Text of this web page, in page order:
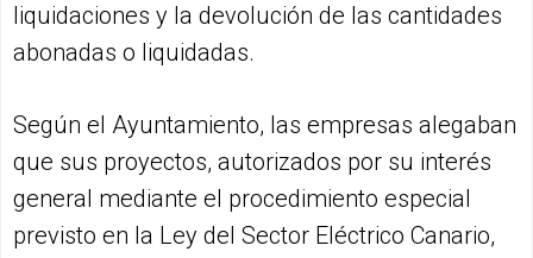
liquidaciones y la devolución de las cantidades
abonadas o liquidadas.
Según el Ayuntamiento, las empresas alegaban
que sus proyectos, autorizados por su interés
general mediante el procedimiento especial
previsto en la Ley del Sector Eléctrico Canario,